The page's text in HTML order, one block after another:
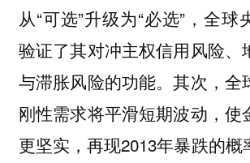
从“可选”升级为“必选”，全球
验证了其对冲主权信用风险、
与滞胀风险的功能。其次，全
刚性需求将平滑短期波动，使
更坚实，再现2013年暴跌的概